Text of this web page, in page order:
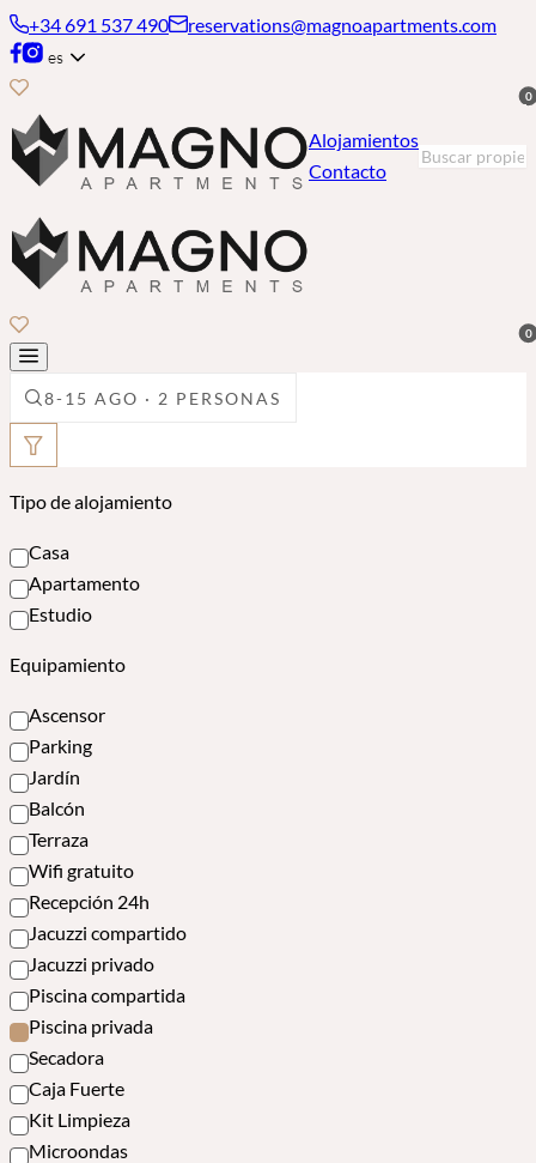
+34 691 537 490 reservations@magnoapartments.com
es
0
Alojamientos
Contacto
0
8-15 AGO · 2 PERSONAS
Tipo de alojamiento
Casa
Apartamento
Estudio
Equipamiento
Ascensor
Parking
Jardín
Balcón
Terraza
Wifi gratuito
Recepción 24h
Jacuzzi compartido
Jacuzzi privado
Piscina compartida
Piscina privada
Secadora
Caja Fuerte
Kit Limpieza
Microondas